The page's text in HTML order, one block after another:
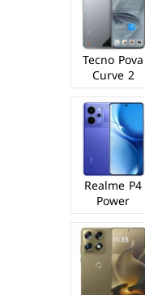
Tecno Pova
Curve 2
Realme P4
Power